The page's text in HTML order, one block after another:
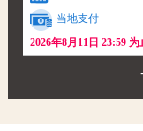
当地支付
2026年8月11日 23:59